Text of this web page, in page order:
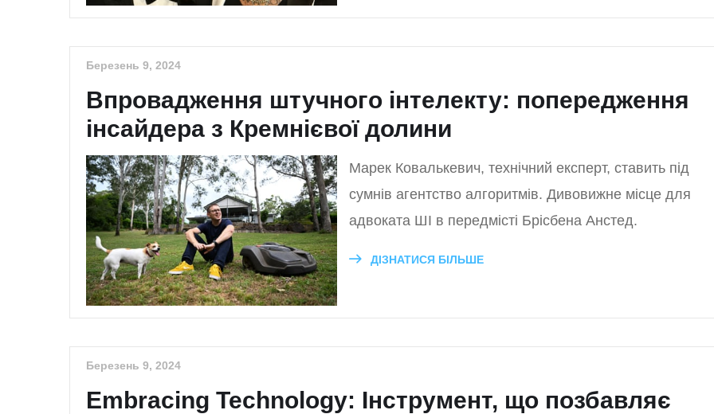
Березень 9, 2024
Впровадження штучного інтелекту: попередження
інсайдера з Кремнієвої долини
Марек Ковалькевич, технічний експерт, ставить під
сумнів агентство алгоритмів. Дивовижне місце для
адвоката ШІ в передмісті Брісбена Анстед.
ДІЗНАТИСЯ БІЛЬШЕ
Березень 9, 2024
Embracing Technology: Інструмент, що позбавляє